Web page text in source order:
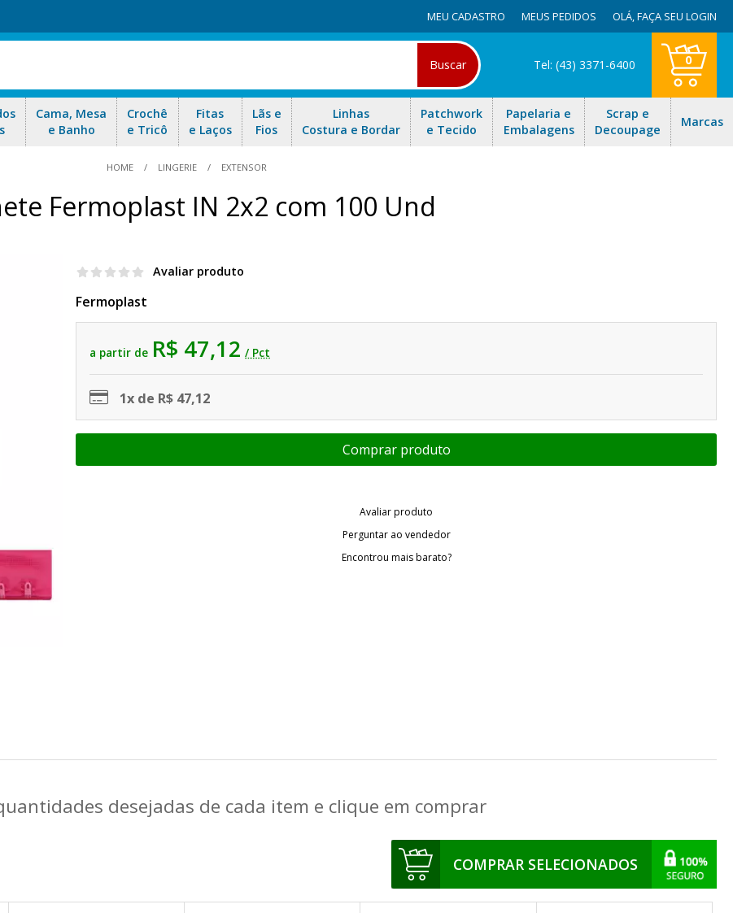
MEU CADASTRO MEUS PEDIDOS OLÁ,FAÇA SEU LOGIN
Buscar Tel: (43) 3371-6400 0
Cama, Mesa
e Banho
Crochê
e Tricô
Fitas
e Laços
Lãs e
Fios
Linhas
Costura e Bordar
Patchwork
e Tecido
Papelaria e
Embalagens
Scrap e
Decoupage
Marcas
HOME LINGERIE EXTENSOR
Fermoplast IN 2x2 com 100 Und
Avaliar produto
Fermoplast
a partir de R$ 47,12 / Pct
1x de R$ 47,12
Avaliar produto
Perguntar ao vendedor
Encontrou mais barato?
desejadas de cada item e clique em comprar
COMPRAR SELECIONADOS